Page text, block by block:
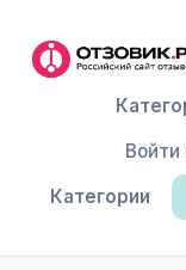
Категории
Войти